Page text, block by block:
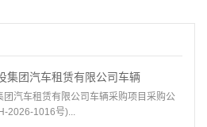
集团汽车租赁有限公司车辆
团汽车租赁有限公司车辆采购项目采购公
2026-1016号)...